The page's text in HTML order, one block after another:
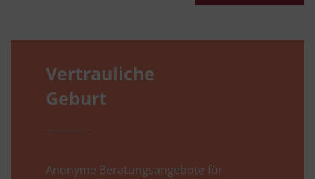
Vertrauliche
Geburt
Anonyme Beratungsangebote für